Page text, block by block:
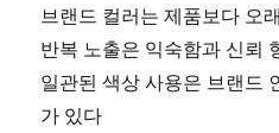
브랜드 컬러는 제품보다 오
반복 노출은 익숙함과 신뢰
일관된 색상 사용은 브랜드
가 있다